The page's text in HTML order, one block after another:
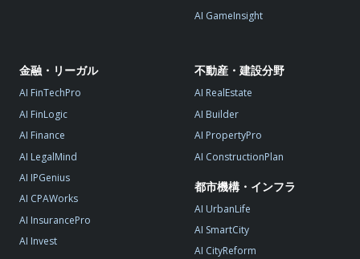
AI GameInsight
金融・リーガル
AI FinTechPro
AI FinLogic
AI Finance
AI LegalMind
AI IPGenius
AI CPAWorks
AI InsurancePro
AI Invest
不動産・建設分野
AI RealEstate
AI Builder
AI PropertyPro
AI ConstructionPlan
都市機構・インフラ
AI UrbanLife
AI SmartCity
AI CityReform